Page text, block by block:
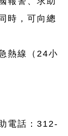
時，可向總
熱線（24小
電話：312-